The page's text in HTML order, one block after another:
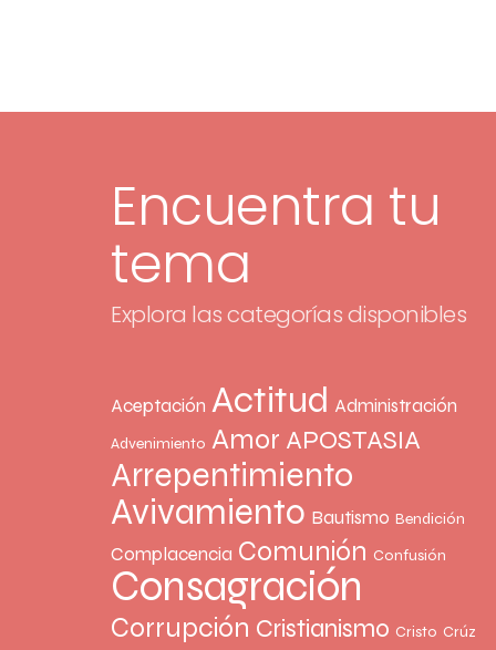
Encuentra tu
tema
Explora las categorías disponibles
Aceptación Actitud Administración
Advenimiento Amor APOSTASIA
Arrepentimiento
Avivamiento Bautismo Bendición
Complacencia Comunión Confusión
Consagración
Corrupción Cristianismo Cristo Crúz